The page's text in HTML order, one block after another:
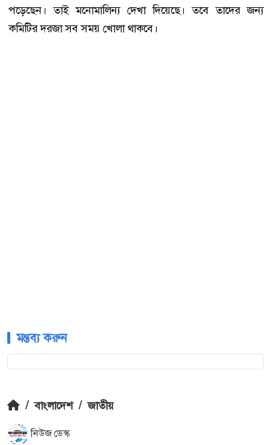
পড়েছেন। তাই মনোমালিন্য দেখা দিয়েছে। তবে তাদের জন্য
কমিটির দরজা সব সময় খোলা থাকবে।
মন্তব্য করুন
/ বাংলাদেশ / জাতীয়
নিউজ ডেস্ক